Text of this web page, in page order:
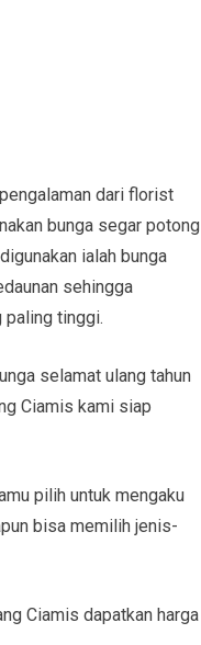
dari florist
bunga segar potong
ialah bunga
sehingga
paling tinggi.
selamat ulang tahun
Ciamis kami siap
pilih untuk mengaku
bisa memilih jenis-
Ciamis dapatkan harga